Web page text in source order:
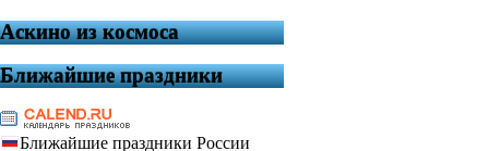
Аскино из космоса
Ближайшие праздники
Ближайшие праздники России